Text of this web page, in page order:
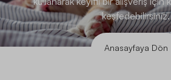
keşfedebilirsiniz.
Anasayfaya Dön